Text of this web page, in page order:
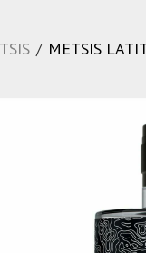
/ METSIS